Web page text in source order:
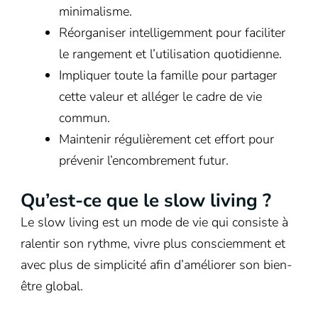
minimalisme.
Réorganiser intelligemment pour faciliter
le rangement et l’utilisation quotidienne.
Impliquer toute la famille pour partager
cette valeur et alléger le cadre de vie
commun.
Maintenir régulièrement cet effort pour
prévenir l’encombrement futur.
Qu’est-ce que le slow living ?
Le slow living est un mode de vie qui consiste à
ralentir son rythme, vivre plus consciemment et
avec plus de simplicité afin d’améliorer son bien-
être global.